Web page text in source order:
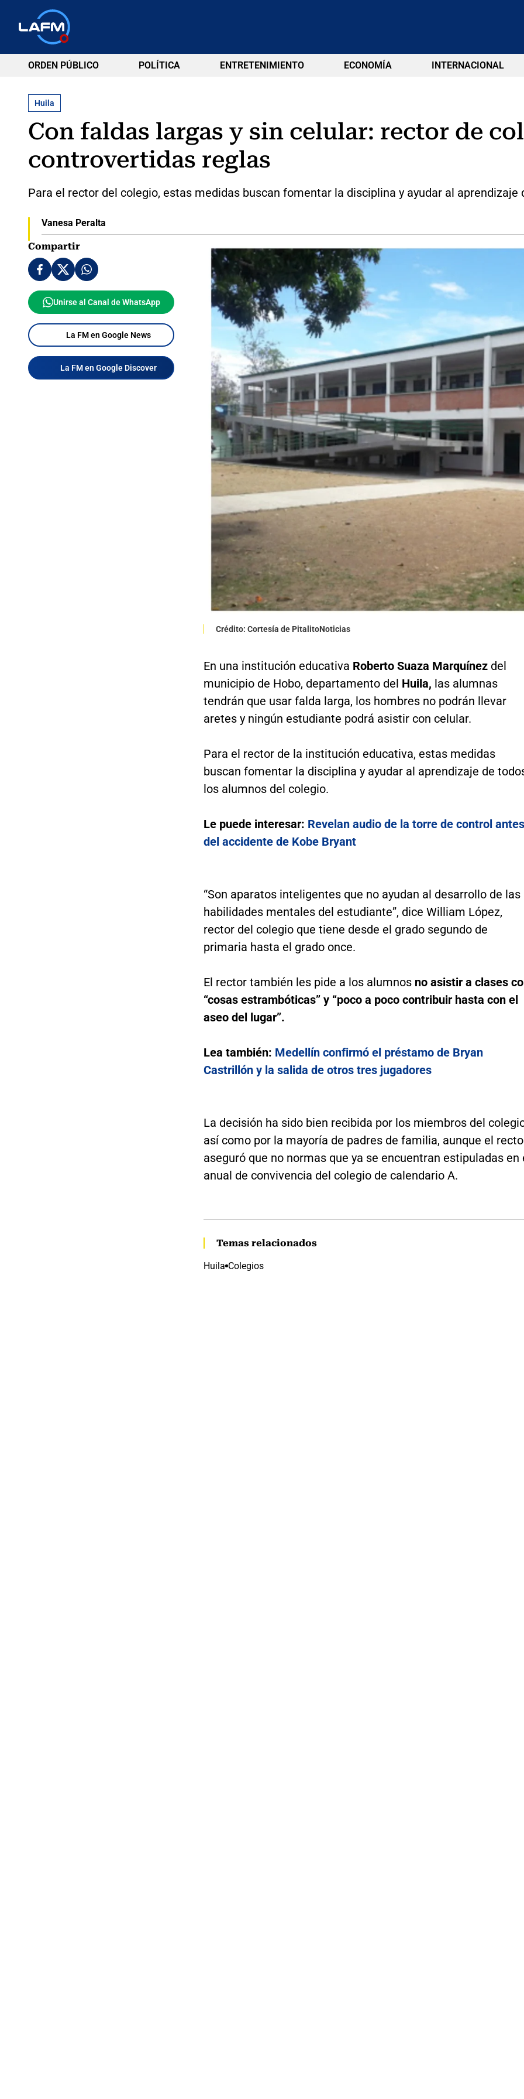
ORDEN PÚBLICO POLÍTICA ENTRETENIMIENTO ECONOMÍA INTERNACIONAL
Huila
Con faldas largas y sin celular: rector de
controvertidas reglas
Para el rector del colegio, estas medidas buscan fomentar la disciplina y ayudar al
Vanesa Peralta
Compartir
Unirse al Canal de WhatsApp
La FM en Google News
La FM en Google Discover
Crédito: Cortesía de PitalitoNoticias
En una institución educativa Roberto Suaza Marquínez del
municipio de Hobo, departamento del Huila, las alumnas
tendrán que usar falda larga, los hombres no podrán llevar
aretes y ningún estudiante podrá asistir con celular.
Para el rector de la institución educativa, estas medidas
buscan fomentar la disciplina y ayudar al aprendizaje de
los alumnos del colegio.
Le puede interesar: Revelan audio de la torre de control antes
del accidente de Kobe Bryant
“Son aparatos inteligentes que no ayudan al desarrollo de las
habilidades mentales del estudiante”, dice William López,
rector del colegio que tiene desde el grado segundo de
primaria hasta el grado once.
El rector también les pide a los alumnos no asistir a clases
“cosas estrambóticas” y “poco a poco contribuir hasta con el
aseo del lugar”.
Lea también: Medellín confirmó el préstamo de Bryan
Castrillón y la salida de otros tres jugadores
La decisión ha sido bien recibida por los miembros del
así como por la mayoría de padres de familia, aunque el
aseguró que no normas que ya se encuentran estipuladas en
anual de convivencia del colegio de calendario A.
Temas relacionados
Huila Colegios